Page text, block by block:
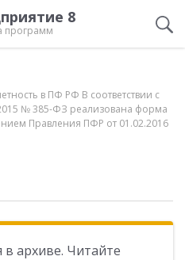
8
программ
в ПФ РФ В соответствии с
№ 385-ФЗ реализована форма
Правления ПФР от 01.02.2016
в архиве. Читайте